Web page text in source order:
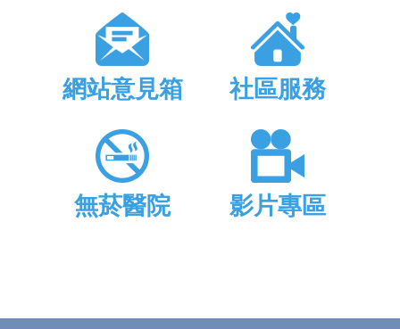
網站意見箱 社區服務
無菸醫院 影片專區